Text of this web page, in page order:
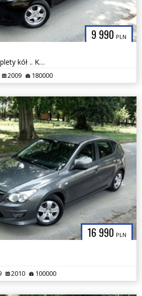
9 990 PLN
.. Klimatyzacja .. 2 komplety kół .. Kontrola trakcji ..
2009 180000
16 990 PLN
2010 100000